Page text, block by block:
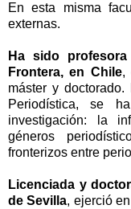
En esta misma
externas.
Ha sido
Frontera, en Chile,
máster y
Periodística, se
investigación: la
géneros
fronterizos entre
Licenciada y
de Sevilla, ejerció